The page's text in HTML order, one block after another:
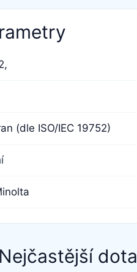
(dle ISO/IEC 19752)
Nejčastější